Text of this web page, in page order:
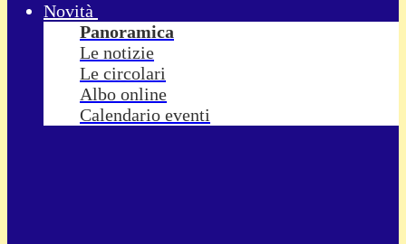
Novità
Panoramica
Le notizie
Le circolari
Albo online
Calendario eventi